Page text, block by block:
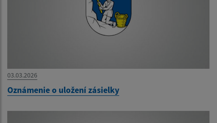
03.03.2026
Oznámenie o uložení zásielky